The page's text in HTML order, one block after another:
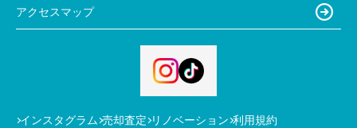
アクセスマップ
インスタグラム 売却査定 リノベーション 利用規約